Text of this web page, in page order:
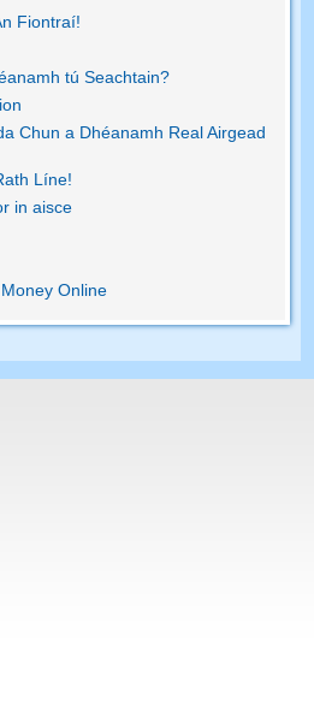
Fiontraí!
tú Seachtain?
Chun a Dhéanamh Real Airgead
Líne!
in aisce
Online